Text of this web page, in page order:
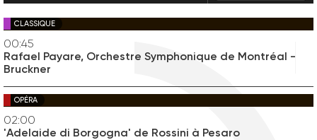
CLASSIQUE
00:45
Rafael Payare, Orchestre Symphonique de Montréal -
Bruckner
OPÉRA
02:00
'Adelaide di Borgogna' de Rossini à Pesaro